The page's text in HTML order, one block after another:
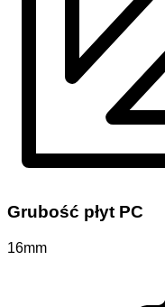
Grubość płyt PC
16mm